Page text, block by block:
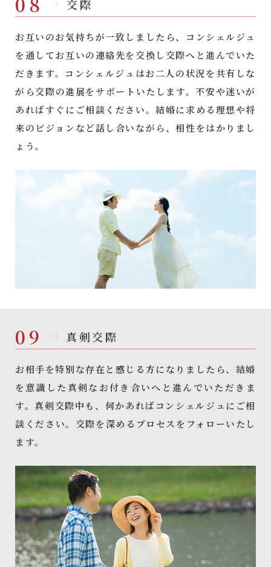
交際
お互いのお気持ちが一致しましたら、コンシェルジュ
を通してお互いの連絡先を交換し交際へと進んでいた
だきます。コンシェルジュはお二人の状況を共有しな
がら交際の進展をサポートいたします。不安や迷いが
あればすぐにご相談ください。結婚に求める理想や将
来のビジョンなど話し合いながら、相性をはかりまし
ょう。
09 真剣交際
お相手を特別な存在と感じる方になりましたら、結婚
を意識した真剣なお付き合いへと進んでいただきま
す。真剣交際中も、何かあればコンシェルジュにご相
談ください。交際を深めるプロセスをフォローいたし
ます。